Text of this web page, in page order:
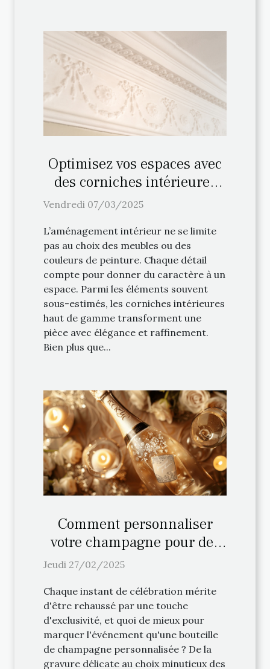
Optimisez vos espaces avec
des corniches intérieures
haut de gamme
Vendredi 07/03/2025
L’aménagement intérieur ne se limite
pas au choix des meubles ou des
couleurs de peinture. Chaque détail
compte pour donner du caractère à un
espace. Parmi les éléments souvent
sous-estimés, les corniches intérieures
haut de gamme transforment une
pièce avec élégance et raffinement.
Bien plus que...
Comment personnaliser
votre champagne pour des
occasions spéciales
Jeudi 27/02/2025
Chaque instant de célébration mérite
d'être rehaussé par une touche
d'exclusivité, et quoi de mieux pour
marquer l'événement qu'une bouteille
de champagne personnalisée ? De la
gravure délicate au choix minutieux des